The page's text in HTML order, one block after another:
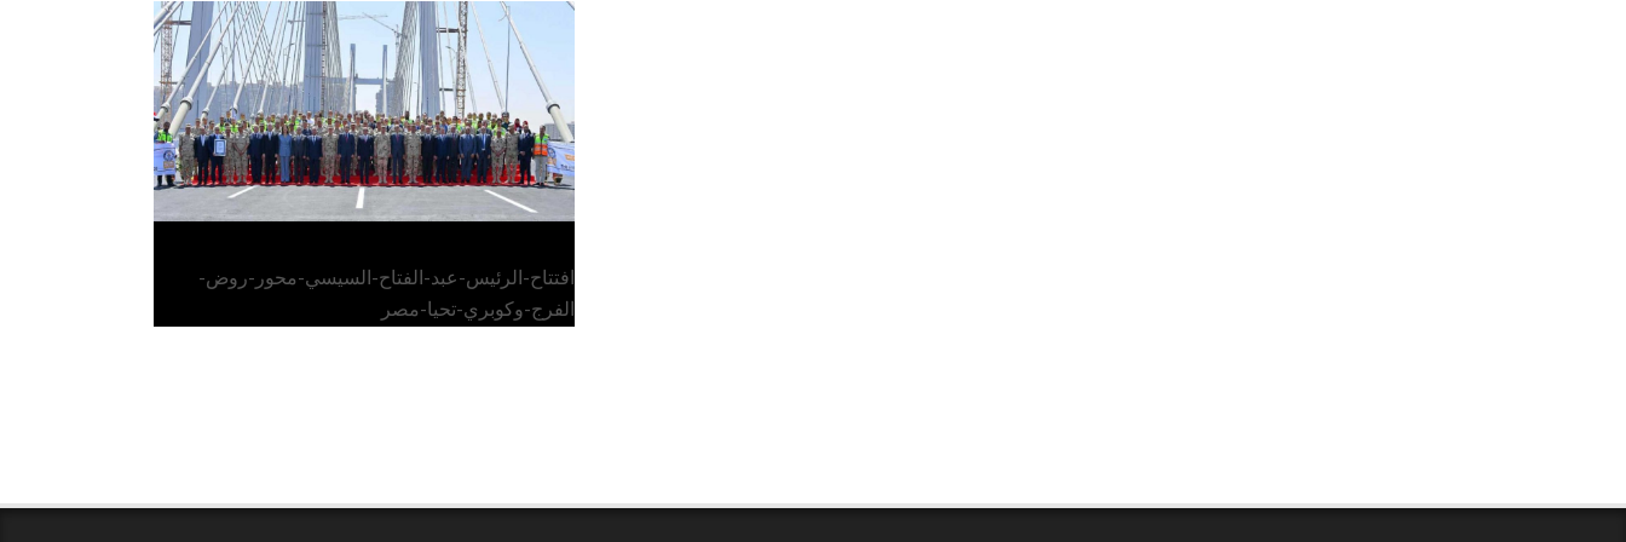
الرئيس عبد الفتاح السيسي يفتتح محور روض
الفرج وكوبري تحيا مصر
افتتاح-الرئيس-عبد-الفتاح-السيسي-محور-روض-
الفرج-وكوبري-تحيا-مصر